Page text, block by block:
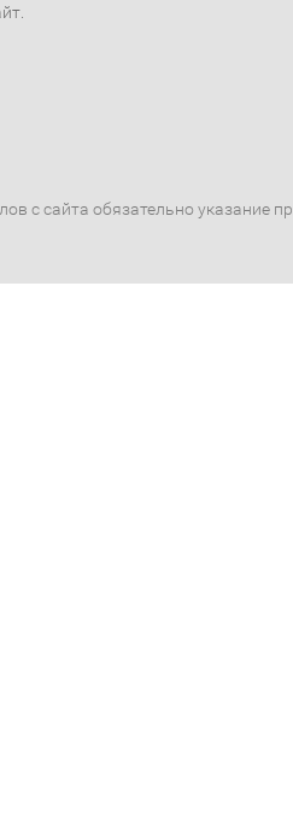
с сайта обязательно указание